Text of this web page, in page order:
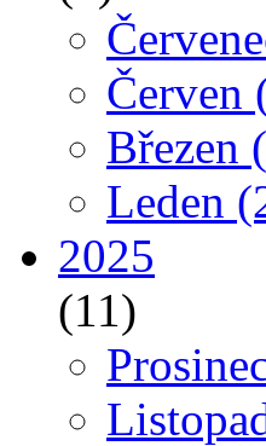
Červen
Březen
Leden
2025
(11)